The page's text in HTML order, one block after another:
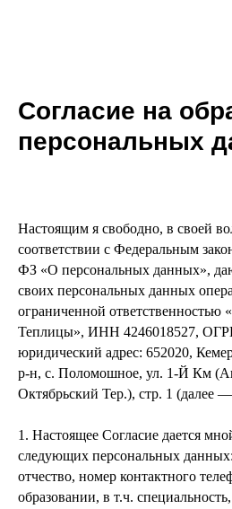
Согласие на
персональных
Настоящим я свободно, в своей
соответствии с Федеральным
ФЗ «О персональных данных»,
своих персональных данных
ограниченной
Теплицы», ИНН 4246018527,
юридический адрес: 652020,
р-н, с. Поломошное, ул. 1-Й Км
Октябрьский Тер.), стр. 1 (далее
1. Настоящее Согласие дается
следующих персональных
отчество, номер контактного
образовании, в т.ч.